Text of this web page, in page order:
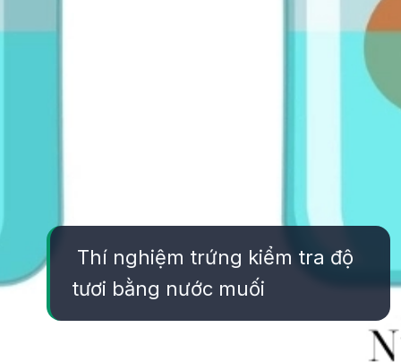
Thí nghiệm trứng kiểm tra độ
tươi bằng nước muối